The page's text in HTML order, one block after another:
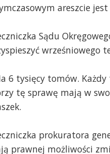
areszcie
Sądu
wrześniowego
6 tysięcy tomów.
tę sprawę mają w
prokuratora
prawnej możliwości